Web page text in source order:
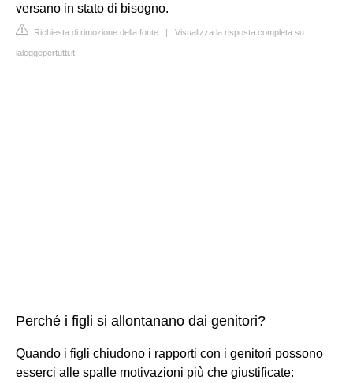
versano in stato di bisogno.
Richiesta di rimozione della fonte | Visualizza la risposta completa su
laleggepertutti.it
Perché i figli si allontanano dai genitori?
Quando i figli chiudono i rapporti con i genitori possono
esserci alle spalle motivazioni più che giustificate: